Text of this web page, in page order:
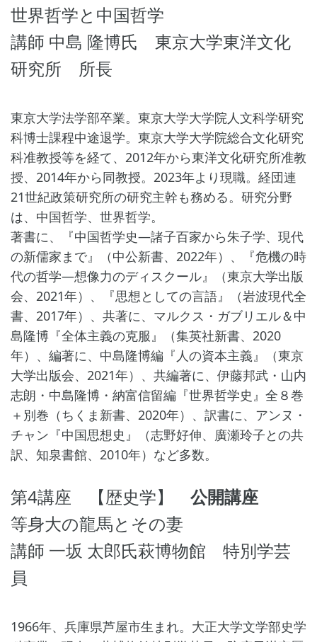
世界哲学と中国哲学
講師 中島 隆博氏 東京大学東洋文化
研究所 所長
東京大学法学部卒業。東京大学大学院人文科学研究
科博士課程中途退学。東京大学大学院総合文化研究
科准教授等を経て、2012年から東洋文化研究所准教
授、2014年から同教授。2023年より現職。経団連
21世紀政策研究所の研究主幹も務める。研究分野
は、中国哲学、世界哲学。
著書に、『中国哲学史―諸子百家から朱子学、現代
の新儒家まで』（中公新書、2022年）、『危機の時
代の哲学―想像力のディスクール』（東京大学出版
会、2021年）、『思想としての言語』（岩波現代全
書、2017年）、共著に、マルクス・ガブリエル＆中
島隆博『全体主義の克服』（集英社新書、2020
年）、編著に、中島隆博編『人の資本主義』（東京
大学出版会、2021年）、共編著に、伊藤邦武・山内
志朗・中島隆博・納富信留編『世界哲学史』全８巻
＋別巻（ちくま新書、2020年）、訳書に、アンヌ・
チャン『中国思想史』（志野好伸、廣瀬玲子との共
訳、知泉書館、2010年）など多数。
第4講座 【歴史学】 公開講座
等身大の龍馬とその妻
講師 一坂 太郎氏萩博物館 特別学芸
員
1966年、兵庫県芦屋市生まれ。大正大学文学部史学